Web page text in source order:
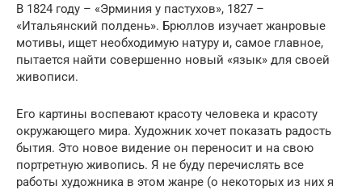
В 1824 году – «Эрминия у пастухов», 1827 –
«Итальянский полдень». Брюллов изучает жанровые
мотивы, ищет необходимую натуру и, самое главное,
пытается найти совершенно новый «язык» для своей
живописи.
Его картины воспевают красоту человека и красоту
окружающего мира. Художник хочет показать радость
бытия. Это новое видение он переносит и на свою
портретную живопись. Я не буду перечислять все
работы художника в этом жанре (о некоторых из них я